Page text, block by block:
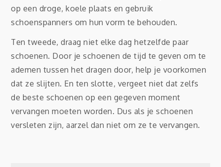
op een droge, koele plaats en gebruik
schoenspanners om hun vorm te behouden.
Ten tweede, draag niet elke dag hetzelfde paar
schoenen. Door je schoenen de tijd te geven om te
ademen tussen het dragen door, help je voorkomen
dat ze slijten. En ten slotte, vergeet niet dat zelfs
de beste schoenen op een gegeven moment
vervangen moeten worden. Dus als je schoenen
versleten zijn, aarzel dan niet om ze te vervangen.